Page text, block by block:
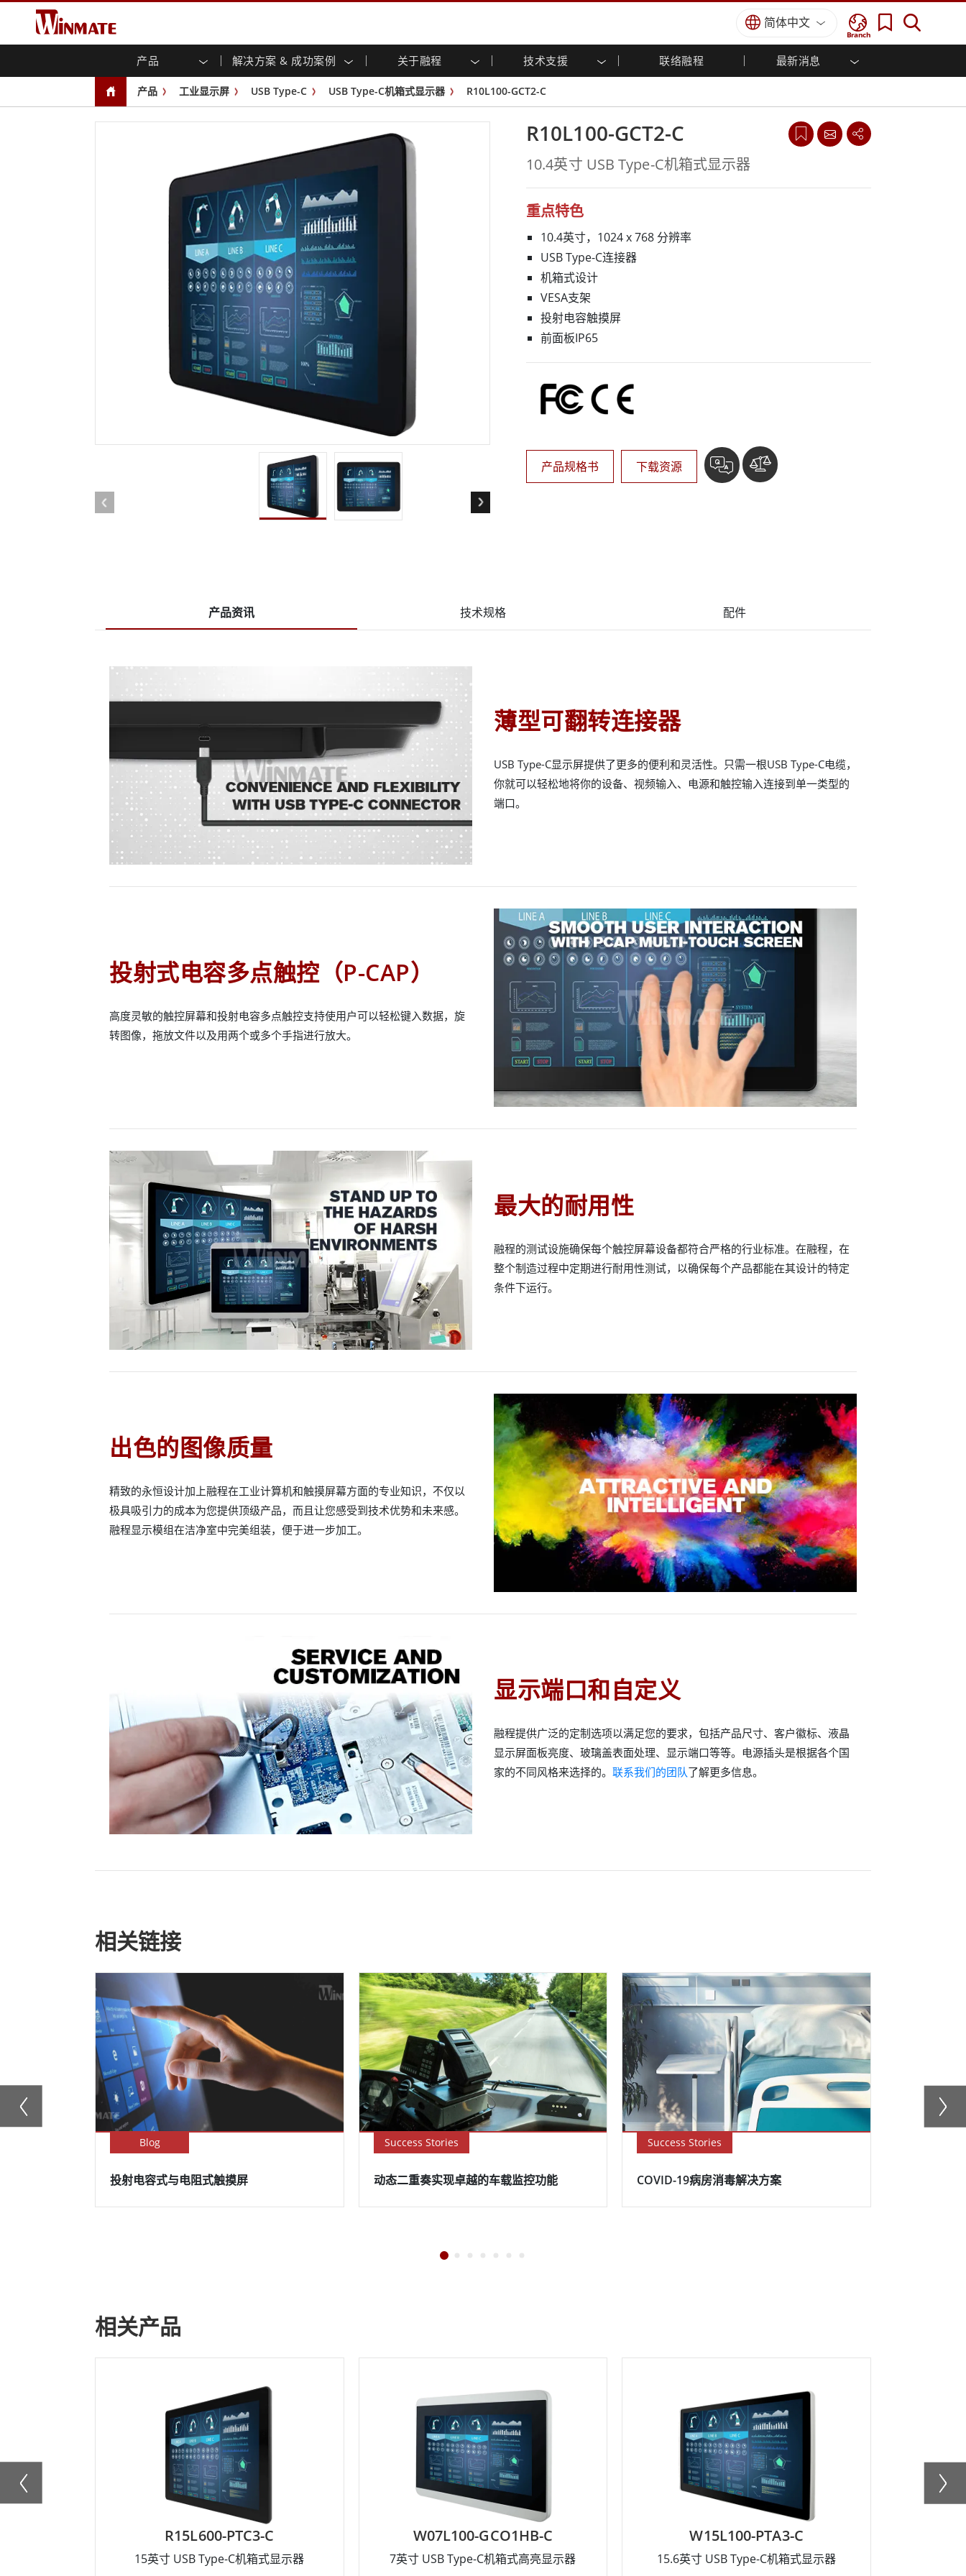
Branch
简体中文
产品 解决方案 & 成功案例 关于融程 技术支援 联络融程 最新消息
企业移动通讯计算机
强固型触摸屏笔记本电脑
强固型平板控制器
Android系统强固型平板电脑
超强固型平板电脑
边缘运算人工智慧移动电脑
工业显示屏
多点触摸 (投射电
机箱式
前面板IP65
PoE触摸屏
USB Type-C
不锈钢系列
户外显示屏
G-WIN系列 / IP67
后置安装
工业计算机及人机介面
人机介面(投射电容触控)
工业计算机 (投射电容触控)
工业计算机 (电阻触控)
不锈钢系列
G-WIN系列 / IP67设计
防爆等级
长条形数位电子屏幕
Windows车载计算机
车载平板电脑
嵌入式解決方案
嵌入式计算机 / IP65 防水强固型计算机
More
医管等级
医管等级强固型平板电脑
医管等级工业计算机
医管等级显示屏
船舶等级
船舶等级工业计算机
船舶等级显示器
船舶等级嵌入式计算机
石油和天然气, ATEX等级
ATEX等级强固型平板电脑
ATEX等级工业计算机
人工智慧计算机
边缘运算人工智慧移动电脑
边缘运算人工智慧工业计算机
边缘运算人工智慧嵌入式计算机
不锈钢等级
不锈钢工业计算机
不锈钢工业显示屏
强固型机器人控制器 人工智慧就绪 能源、化工、防爆产品应用解决
方案
农业机械解决方案
食品药厂解决方案 船舶解决方案
公共安全解决方案
工业物联网和边缘计算解决方案仓储物流解决方案 基础建设解决方案
智能机器人系统解决方案
卫生保健解决方案
绿能减碳解决方案 自助服务亭解决方案
政府解决方案
重工业解决方案
金属和采矿解决方案 智能充电站解决方案
关于融程 菁英招募
保证声明 下载专区 客户服务中心
行销入口网站
文件共享
最新产品 新闻与活动 产品变更通知
企业刊物
Youtube频道 虚拟实境展会
核心技术
产品 工业显示屏 USB Type-C USB Type-C机箱式显示器 R10L100-GCT2-C
R10L100-GCT2-C
10.4英寸 USB Type-C机箱式显示器
重点特色
10.4英寸，1024 x 768 分辨率
USB Type-C连接器
机箱式设计
VESA支架
投射电容触摸屏
前面板IP65
产品规格书 下载资源
产品资讯 技术规格 配件
薄型可翻转连接器
USB Type-C显示屏提供了更多的便利和灵活性。只需一根USB Type-C电缆，
你就可以轻松地将你的设备、视频输入、电源和触控输入连接到单一类型的
端口。
投射式电容多点触控（P-CAP）
高度灵敏的触控屏幕和投射电容多点触控支持使用户可以轻松键入数据，旋
转图像，拖放文件以及用两个或多个手指进行放大。
最大的耐用性
融程的测试设施确保每个触控屏幕设备都符合严格的行业标准。在融程，在
整个制造过程中定期进行耐用性测试，以确保每个产品都能在其设计的特定
条件下运行。
出色的图像质量
精致的永恒设计加上融程在工业计算机和触摸屏幕方面的专业知识，不仅以
极具吸引力的成本为您提供顶级产品，而且让您感受到技术优势和未来感。
融程显示模组在洁净室中完美组装，便于进一步加工。
显示端口和自定义
融程提供广泛的定制选项以满足您的要求，包括产品尺寸、客户徽标、液晶
显示屏面板亮度、玻璃盖表面处理、显示端口等等。电源插头是根据各个国
家的不同风格来选择的。 联系我们的团队了解更多信息。
相关链接
Blog
投射电容式与电阻式触摸屏
Success Stories
动态二重奏实现卓越的车载监控功能
Success Stories
COVID-19病房消毒解决方案
相关产品
R15L600-PTC3-C
15英寸 USB Type-C机箱式显示器
W07L100-GCO1HB-C
7英寸 USB Type-C机箱式高亮显示器
W15L100-PTA3-C
15.6英寸 USB Type-C机箱式显示器